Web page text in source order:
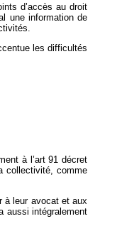
d’accès au droit
une information de
les difficultés
à l’art 91 décret
collectivité, comme
à leur avocat et aux
aussi intégralement